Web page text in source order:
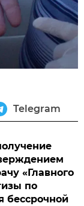
Telegram
«Главного
по
бессрочной